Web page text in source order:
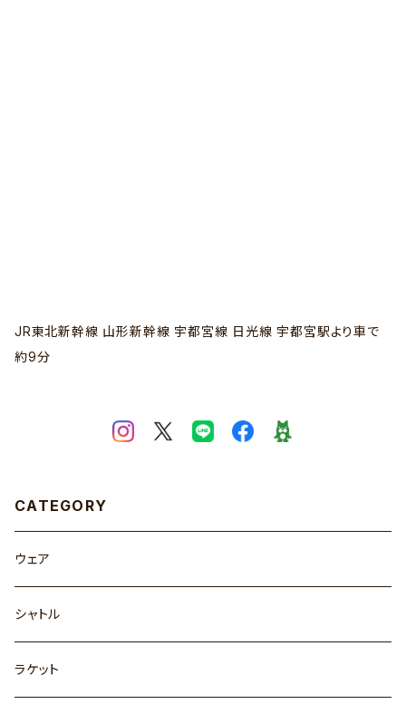
JR東北新幹線 山形新幹線 宇都宮線 日光線 宇都宮駅より車で
約9分
CATEGORY
ウェア
シャトル
ラケット